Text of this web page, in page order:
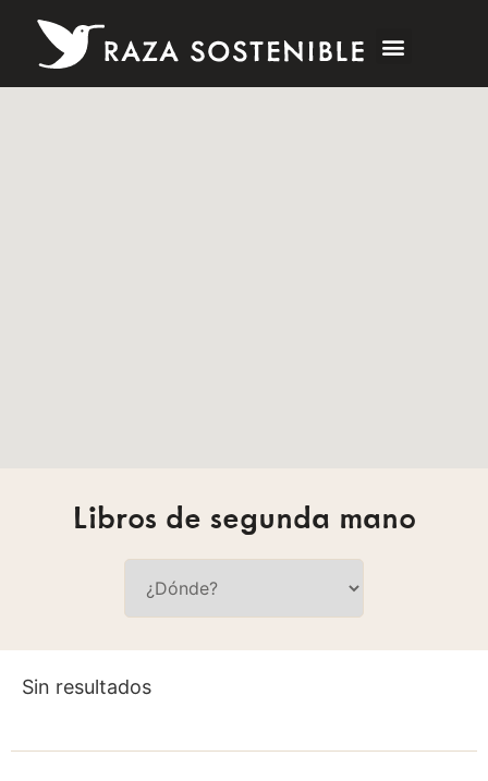
Libros de segunda mano
Sin resultados